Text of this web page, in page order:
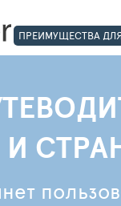
ПРЕИМУЩЕСТВА